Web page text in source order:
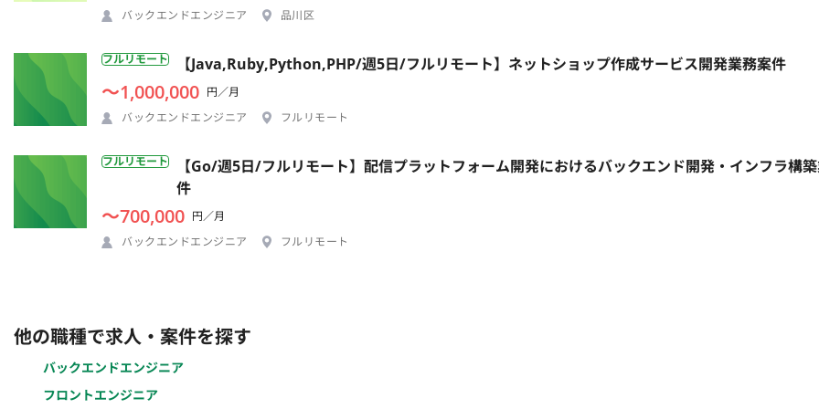
バックエンドエンジニア 品川区
フルリモート 【Java,Ruby,Python,PHP/週5日/フルリモート】ネットショップ作成サービス開発業務案件
〜1,000,000 円／月
バックエンドエンジニア
フルリモート
フルリモート
【Go/週5日/フルリモート】配信プラットフォーム開発におけるバックエンド開発・インフラ構
件
〜700,000 円／月
バックエンドエンジニア
フルリモート
他の職種で求人・案件を探す
バックエンドエンジニア
フロントエンジニア